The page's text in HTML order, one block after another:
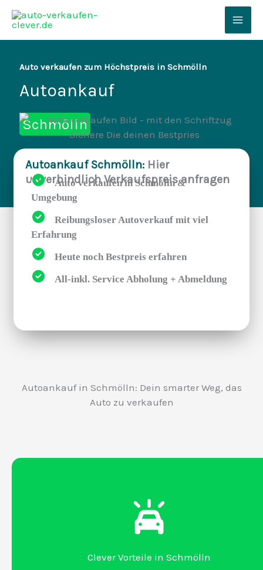
Inhalt
Auto verkaufen zum Höchstpreis in Schmölln
Autoankauf
Schmölln
Autoankauf Schmölln: Hier
unverbindlich Verkaufspreis anfragen
Auto verkaufen in Schmölln &
Umgebung
Reibungsloser Autoverkauf mit viel
Erfahrung
Heute noch Bestpreis erfahren
All-inkl. Service Abholung + Abmeldung
Autoankauf in Schmölln: Dein smarter Weg, das
Auto zu verkaufen
Clever Vorteile in Schmölln